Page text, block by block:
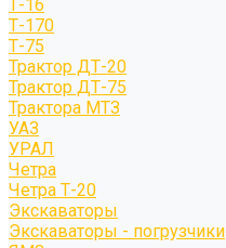
Т-16
Т-170
Т-75
Трактор ДТ-20
Трактор ДТ-75
Трактора МТЗ
УАЗ
УРАЛ
Четра
Четра Т-20
Экскаваторы
Экскаваторы - погрузчики